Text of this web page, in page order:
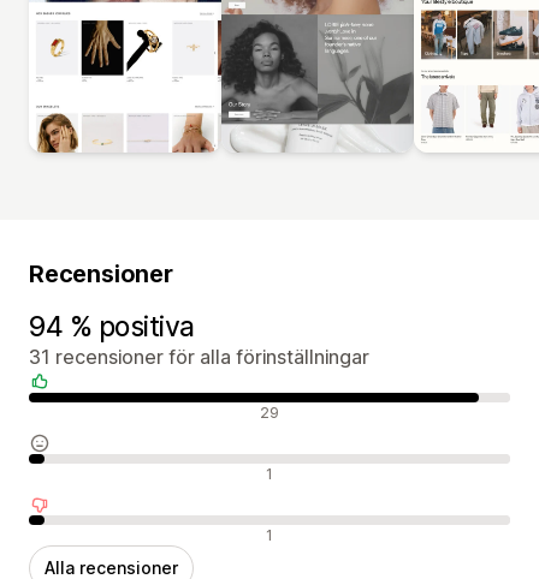
Recensioner
94 % positiva
31 recensioner för alla förinställningar
Positiva recensioner 29
Neutrala recensioner 1
Negativa recensioner 1
Alla recensioner